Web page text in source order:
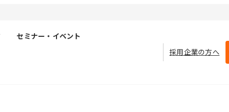
セミナー・イベント
採用企業の方へ